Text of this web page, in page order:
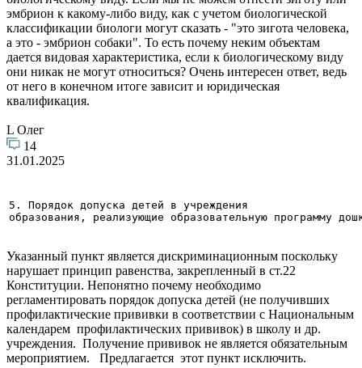
эмбрион к какому-либо виду, как с учетом биологической
классификации биологи могут сказать - "это зигота человека,
а это - эмбрион собаки". То есть почему неким объектам
дается видовая характеристика, если к биологическому виду
они никак не могут относиться? Очень интересен ответ, ведь
от него в конечном итоге зависит и юридическая
квалификация.
L Олег
14
31.01.2025
5. Порядок допуска детей в учреждения
образования, реализующие образовательную программу
Указанный пункт является дискриминационным поскольку
нарушает принцип равенства, закрепленный в ст.22
Конституции. Непонятно почему необходимо
регламентировать порядок допуска детей (не получивших
профилактические прививки в соответствии с Национальным
календарем профилактических прививок) в школу и др.
учреждения. Получение прививок не является обязательным
мероприятием. Предлагается этот пункт исключить.